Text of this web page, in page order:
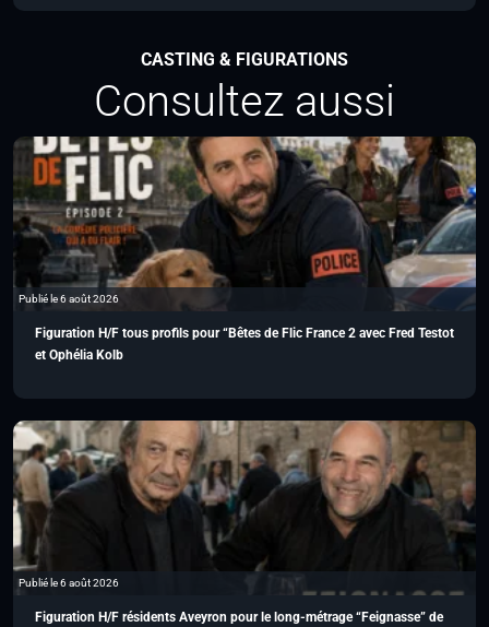
CASTING & FIGURATIONS
Consultez aussi
Publié le 6 août 2026
Figuration H/F tous profils pour “Bêtes de Flic France 2 avec Fred Testot
et Ophélia Kolb
Publié le 6 août 2026
Figuration H/F résidents Aveyron pour le long-métrage “Feignasse” de